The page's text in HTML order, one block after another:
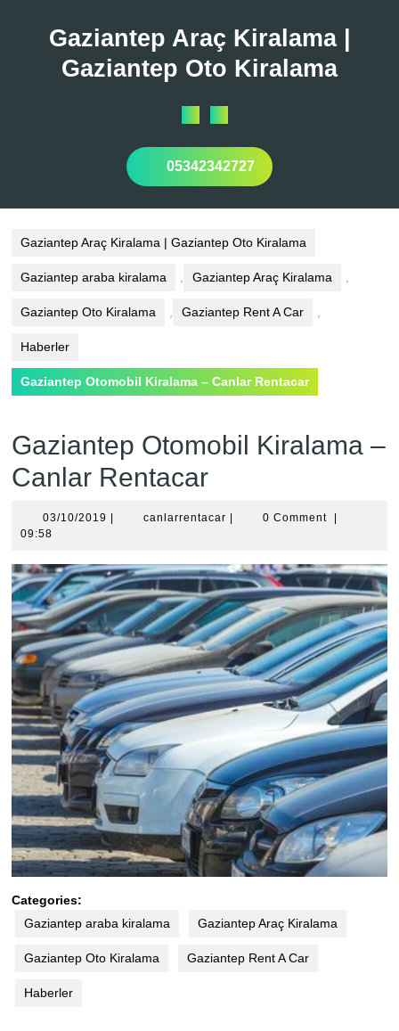
Gaziantep Araç Kiralama |
Gaziantep Oto Kiralama
Open
Button
05342342727
Gaziantep Araç Kiralama | Gaziantep Oto Kiralama
Gaziantep araba kiralama , Gaziantep Araç Kiralama ,
Gaziantep Oto Kiralama , Gaziantep Rent A Car ,
Haberler
Gaziantep Otomobil Kiralama – Canlar Rentacar
Gaziantep Otomobil Kiralama –
Canlar Rentacar
03/10/2019 03/10/2019canlarrentacar canlarrentacar
0 Comment
09:58
Categories:
Gaziantep araba kiralama
Gaziantep Araç Kiralama
Gaziantep Oto Kiralama Gaziantep Rent A Car
Haberler